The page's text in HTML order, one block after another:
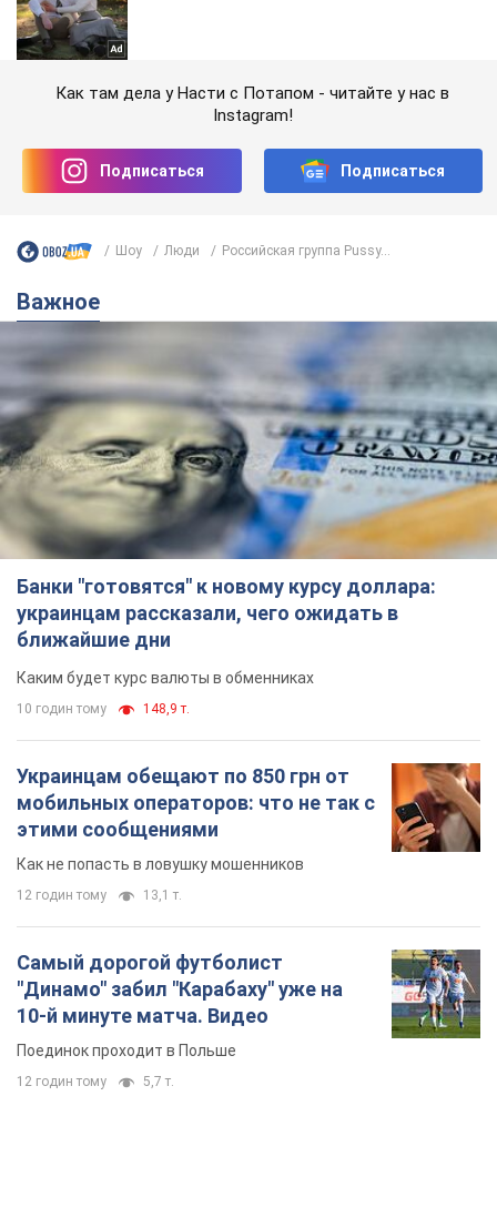
Как там дела у Насти с Потапом - читайте у нас в
Instagram!
Подписаться Подписаться
Шоу Люди Российская группа Pussy...
Важное
Банки "готовятся" к новому курсу доллара:
украинцам рассказали, чего ожидать в
ближайшие дни
Каким будет курс валюты в обменниках
10 годин тому 148,9 т.
Украинцам обещают по 850 грн от
мобильных операторов: что не так с
этими сообщениями
Как не попасть в ловушку мошенников
12 годин тому 13,1 т.
Самый дорогой футболист
"Динамо" забил "Карабаху" уже на
10-й минуте матча. Видео
Поединок проходит в Польше
12 годин тому 5,7 т.